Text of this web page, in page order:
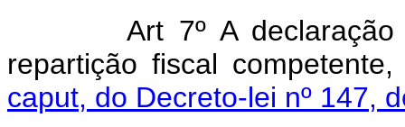
Art 7º A
repartição fiscal
caput, do Decreto-lei nº 147,